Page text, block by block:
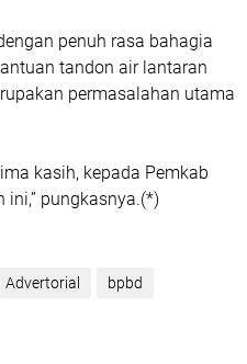
penuh rasa bahagia
tandon air lantaran
permasalahan utama
kasih, kepada Pemkab
pungkasnya.(*)
Advertorial bpbd